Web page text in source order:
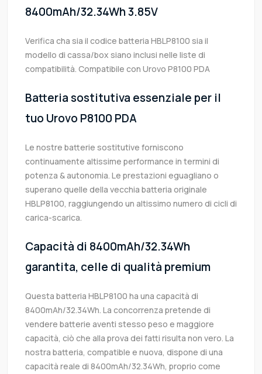
8400mAh/32.34Wh 3.85V
Verifica cha sia il codice batteria HBLP8100 sia il
modello di cassa/box siano inclusi nelle liste di
compatibilità. Compatibile con Urovo P8100 PDA
Batteria sostitutiva essenziale per il
tuo Urovo P8100 PDA
Le nostre batterie sostitutive forniscono
continuamente altissime performance in termini di
potenza & autonomia. Le prestazioni eguagliano o
superano quelle della vecchia batteria originale
HBLP8100, raggiungendo un altissimo numero di cicli di
carica-scarica.
Capacità di 8400mAh/32.34Wh
garantita, celle di qualità premium
Questa batteria HBLP8100 ha una capacità di
8400mAh/32.34Wh. La concorrenza pretende di
vendere batterie aventi stesso peso e maggiore
capacità, ciò che alla prova dei fatti risulta non vero. La
nostra batteria, compatible e nuova, dispone di una
capacità reale di 8400mAh/32.34Wh, proprio come